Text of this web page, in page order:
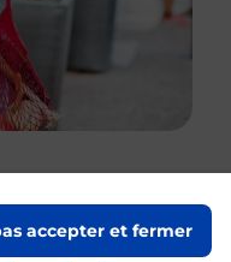
accepter et fermer